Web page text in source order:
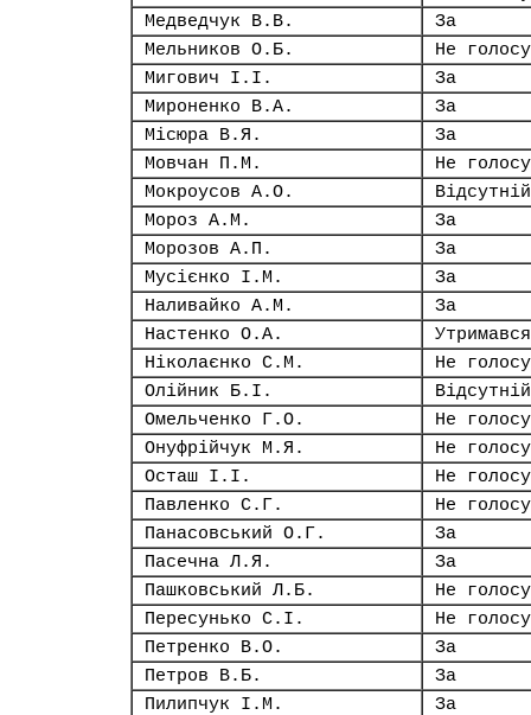
Медведчук В.В.
За
Мельников О.Б.
Не
Мигович І.І.
За
Мироненко В.А.
За
Місюра В.Я.
За
Мовчан П.М.
Не
Мокроусов А.О.
Відсутній
Мороз А.М.
За
Морозов А.П.
За
Мусієнко І.М.
За
Наливайко А.М.
За
Настенко О.А.
Утримався
Ніколаєнко С.М.
Не
Олійник Б.І.
Відсутній
Омельченко Г.О.
Не
Онуфрійчук М.Я.
Не
Осташ І.І.
Не
Павленко С.Г.
Не
Панасовський О.Г.
За
Пасечна Л.Я.
За
Пашковський Л.Б.
Не
Пересунько С.І.
Не
Петренко В.О.
За
Петров В.Б.
За
Пилипчук І.М.
За